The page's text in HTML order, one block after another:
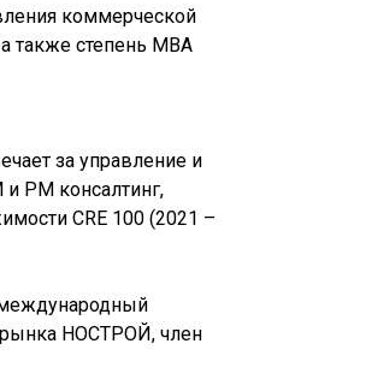
коммерческой
также степень MBA
за управление и
PM консалтинг,
CRE 100 (2021 –
рынка НОСТРОЙ, член